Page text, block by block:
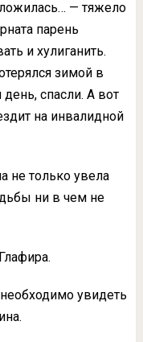
— тяжело
парень
и хулиганить.
зимой в
спасли. А вот
на инвалидной
не только увела
ни в чем не
увидеть